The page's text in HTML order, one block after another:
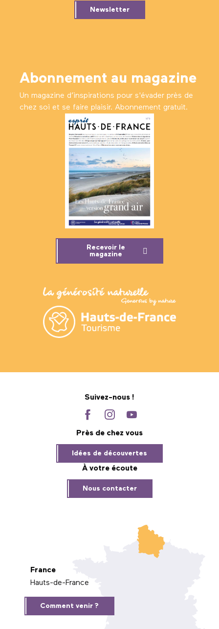
Newsletter
Abonnement au magazine
Un magazine d’inspirations pour s'évader près de
chez soi et se faire plaisir. Abonnement gratuit.
Recevoir le
magazine
Suivez-nous !
Près de chez vous
Idées de découvertes
À votre écoute
Nous contacter
France
Hauts-de-France
Comment venir ?